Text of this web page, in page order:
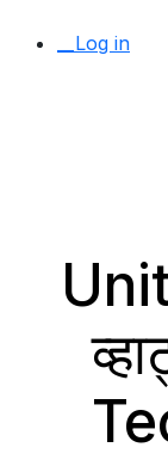
__Log in